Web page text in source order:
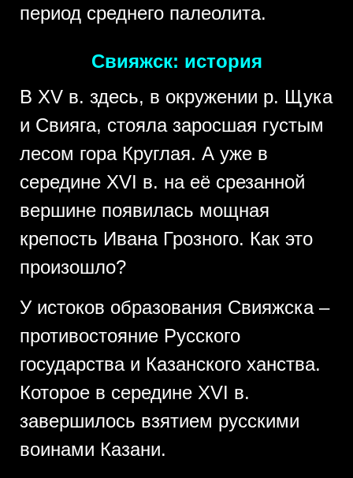
период среднего палеолита.
Свияжск: история
В XV в. здесь, в окружении р. Щука
и Свияга, стояла заросшая густым
лесом гора Круглая. А уже в
середине XVI в. на её срезанной
вершине появилась мощная
крепость Ивана Грозного. Как это
произошло?
У истоков образования Свияжска –
противостояние Русского
государства и Казанского ханства.
Которое в середине XVI в.
завершилось взятием русскими
воинами Казани.